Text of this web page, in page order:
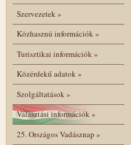
Szervezetek»
Közhasznú információk»
Turisztikai információk»
Közérdekű adatok»
Szolgáltatások»
Választási információk»
25. Országos Vadásznap »